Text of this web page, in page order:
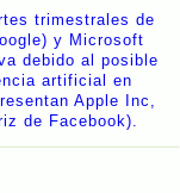
trimestrales de
y Microsoft
debido al posible
artificial en
Apple Inc,
de Facebook).